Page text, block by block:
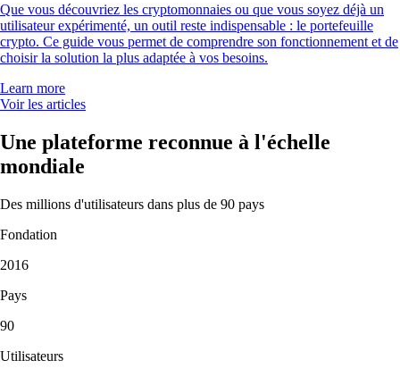
Que vous découvriez les cryptomonnaies ou que vous soyez déjà un
utilisateur expérimenté, un outil reste indispensable : le portefeuille
crypto. Ce guide vous permet de comprendre son fonctionnement et de
choisir la solution la plus adaptée à vos besoins.
Learn more
Voir les articles
Une plateforme reconnue à l'échelle
mondiale
Des millions d'utilisateurs dans plus de 90 pays
Fondation
2016
Pays
90
Utilisateurs